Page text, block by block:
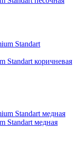
Standart коричневая
Standart медная